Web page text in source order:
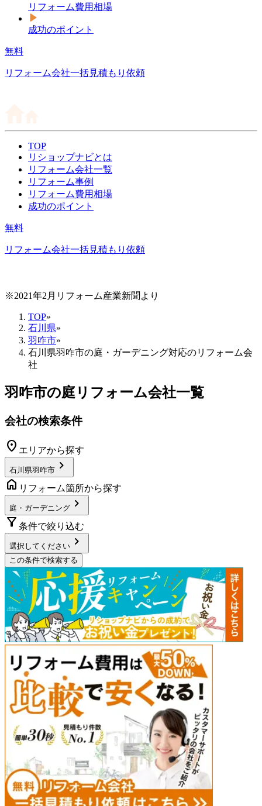
リフォーム費用相場
成功のポイント
無料
リフォーム会社一括見積もり依頼
TOP
リショップナビとは
リフォーム会社一覧
リフォーム事例
リフォーム費用相場
成功のポイント
無料
リフォーム会社一括見積もり依頼
※2021年2月リフォーム産業新聞より
TOP»
石川県»
羽咋市»
石川県羽咋市の庭・ガーデニング対応のリフォーム会
社
羽咋市の庭リフォーム会社一覧
会社の検索条件
location_on エリアから探す
石川県羽咋市 chevron_right
home リフォーム箇所から探す
庭・ガーデニング chevron_right
filter_alt 条件で絞り込む
選択してください chevron_right
この条件で検索する